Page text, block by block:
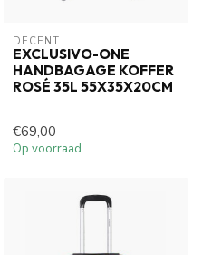
DECENT
EXCLUSIVO-ONE
HANDBAGAGE KOFFER
ROSÉ 35L 55X35X20CM
€69,00
Op voorraad